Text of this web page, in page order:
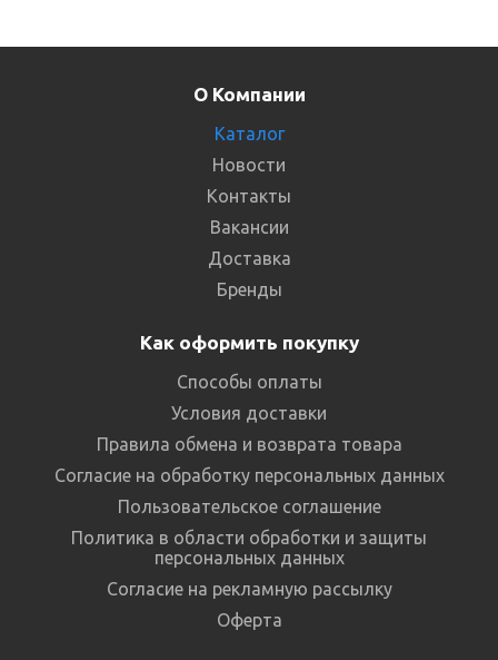
О Компании
Каталог
Новости
Контакты
Вакансии
Доставка
Бренды
Как оформить покупку
Способы оплаты
Условия доставки
Правила обмена и возврата товара
Согласие на обработку персональных данных
Пользовательское соглашение
Политика в области обработки и защиты
персональных данных
Согласие на рекламную рассылку
Оферта